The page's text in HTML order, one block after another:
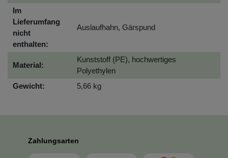
Im
Lieferumfang
nicht
enthalten:
Auslaufhahn, Gärspund
Material:
Kunststoff (PE), hochwertiges
Polyethylen
Gewicht:
5,66 kg
Zahlungsarten